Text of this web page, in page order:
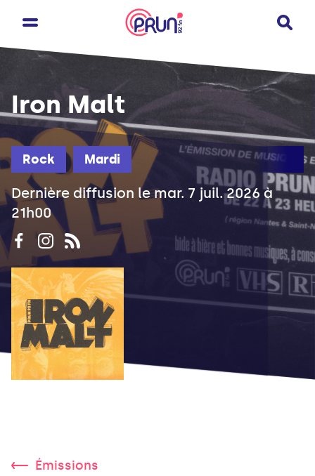
Rock Mardi
Iron Malt
Dernière diffusion le mar. 7 juil. 2026 à
21h00
Émissions